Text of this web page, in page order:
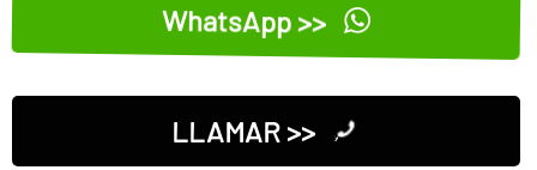
WhatsApp >>
LLAMAR >>